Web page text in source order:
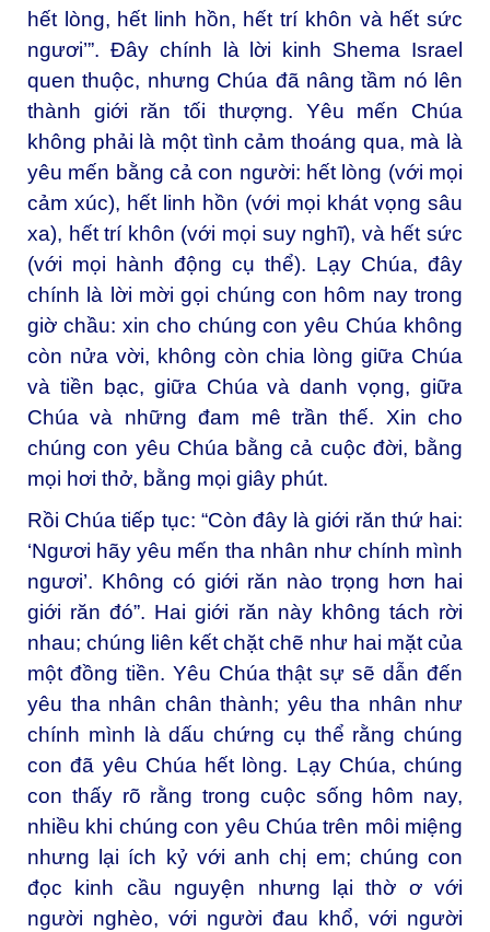
hết lòng, hết linh hồn, hết trí khôn và hết sức
ngươi’”. Đây chính là lời kinh Shema Israel
quen thuộc, nhưng Chúa đã nâng tầm nó lên
thành giới răn tối thượng. Yêu mến Chúa
không phải là một tình cảm thoáng qua, mà là
yêu mến bằng cả con người: hết lòng (với mọi
cảm xúc), hết linh hồn (với mọi khát vọng sâu
xa), hết trí khôn (với mọi suy nghĩ), và hết sức
(với mọi hành động cụ thể). Lạy Chúa, đây
chính là lời mời gọi chúng con hôm nay trong
giờ chầu: xin cho chúng con yêu Chúa không
còn nửa vời, không còn chia lòng giữa Chúa
và tiền bạc, giữa Chúa và danh vọng, giữa
Chúa và những đam mê trần thế. Xin cho
chúng con yêu Chúa bằng cả cuộc đời, bằng
mọi hơi thở, bằng mọi giây phút.
Rồi Chúa tiếp tục: “Còn đây là giới răn thứ hai:
‘Ngươi hãy yêu mến tha nhân như chính mình
ngươi’. Không có giới răn nào trọng hơn hai
giới răn đó”. Hai giới răn này không tách rời
nhau; chúng liên kết chặt chẽ như hai mặt của
một đồng tiền. Yêu Chúa thật sự sẽ dẫn đến
yêu tha nhân chân thành; yêu tha nhân như
chính mình là dấu chứng cụ thể rằng chúng
con đã yêu Chúa hết lòng. Lạy Chúa, chúng
con thấy rõ rằng trong cuộc sống hôm nay,
nhiều khi chúng con yêu Chúa trên môi miệng
nhưng lại ích kỷ với anh chị em; chúng con
đọc kinh cầu nguyện nhưng lại thờ ơ với
người nghèo, với người đau khổ, với người